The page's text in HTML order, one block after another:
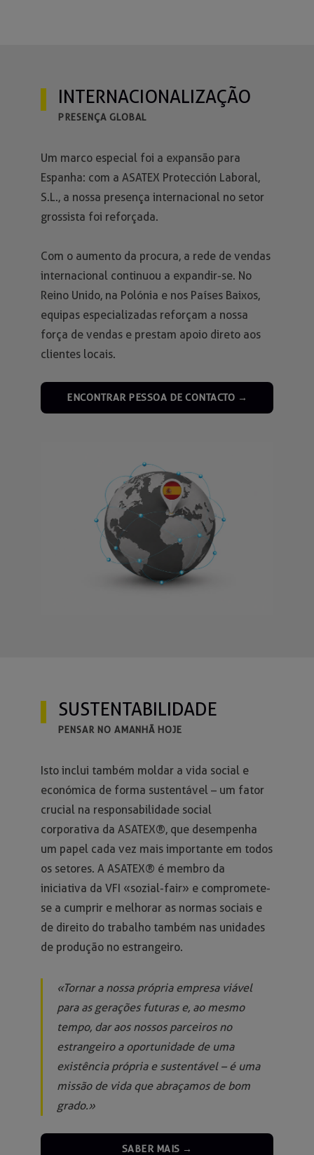
INTERNACIONALIZAÇÃO
PRESENÇA GLOBAL
Um marco especial foi a expansão para
Espanha: com a ASATEX Protección Laboral,
S.L., a nossa presença internacional no setor
grossista foi reforçada.
Com o aumento da procura, a rede de vendas
internacional continuou a expandir-se. No
Reino Unido, na Polónia e nos Países Baixos,
equipas especializadas reforçam a nossa
força de vendas e prestam apoio direto aos
clientes locais.
ENCONTRAR PESSOA DE CONTACTO →
SUSTENTABILIDADE
PENSAR NO AMANHÃ HOJE
Isto inclui também moldar a vida social e
económica de forma sustentável – um fator
crucial na responsabilidade social
corporativa da ASATEX®, que desempenha
um papel cada vez mais importante em todos
os setores. A ASATEX® é membro da
iniciativa da VFI «sozial-fair» e compromete-
se a cumprir e melhorar as normas sociais e
de direito do trabalho também nas unidades
de produção no estrangeiro.
«Tornar a nossa própria empresa viável
para as gerações futuras e, ao mesmo
tempo, dar aos nossos parceiros no
estrangeiro a oportunidade de uma
existência própria e sustentável – é uma
missão de vida que abraçamos de bom
grado.»
SABER MAIS →